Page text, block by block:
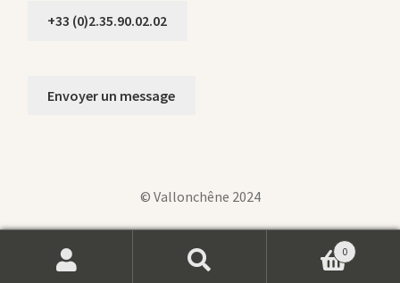
+33 (0)2.35.90.02.02
Envoyer un message
© Vallonchêne 2024
0